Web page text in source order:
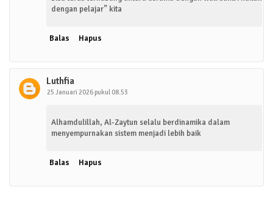
dengan pelajar” kita
Balas Hapus
Luthfia
25 Januari 2026 pukul 08.53
Alhamdulillah, Al-Zaytun selalu berdinamika dalam
menyempurnakan sistem menjadi lebih baik
Balas Hapus